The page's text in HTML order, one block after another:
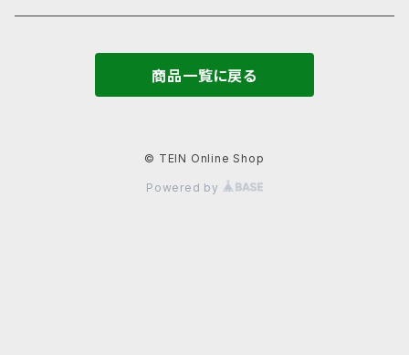
ラストプルーフ
商品一覧に戻る
© TEIN Online Shop
Powered by